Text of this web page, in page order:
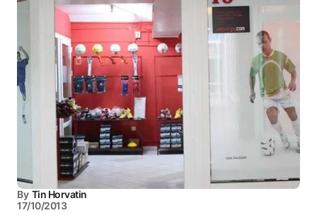
By Tin Horvatin
17/10/2013